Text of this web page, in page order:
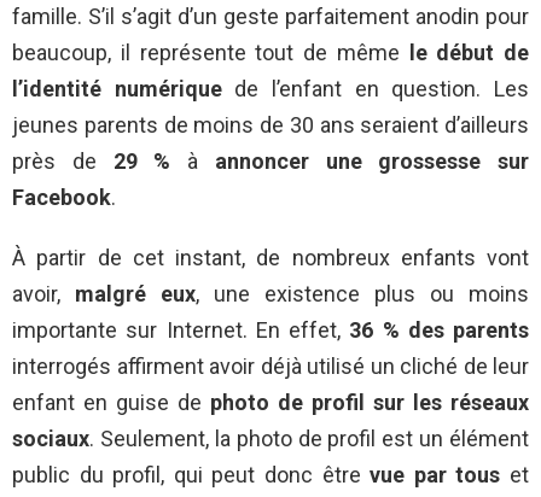
famille. S’il s’agit d’un geste parfaitement anodin pour
beaucoup, il représente tout de même
le début de
l’identité numériquede l’enfant en question. Les
jeunes parents de moins de 30 ans seraient d’ailleurs
près de 29 % à annoncer une grossesse sur
Facebook.
À partir de cet instant, de nombreux enfants vont
avoir, malgré eux, une existence plus ou moins
importante sur Internet. En effet, 36 % des parents
interrogés affirment avoir déjà utilisé un cliché de leur
enfant en guise de photo de profil sur les réseaux
sociaux. Seulement, la photo de profil est un élément
public du profil, qui peut donc êtrevue par tous et